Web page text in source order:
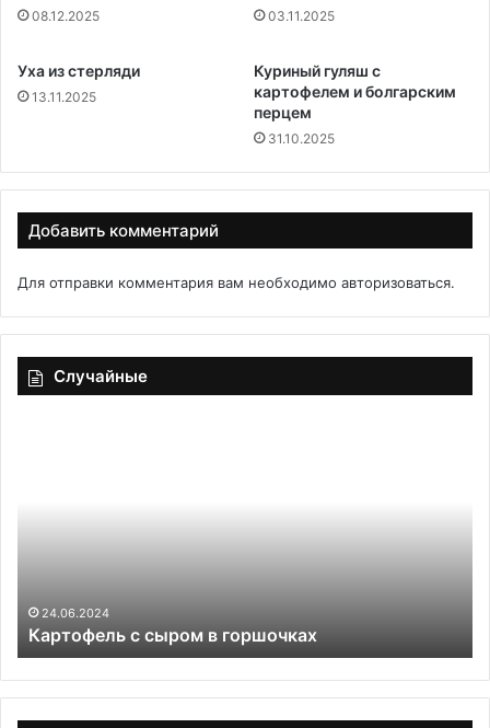
08.12.2025 03.11.2025
Уха из стерляди
13.11.2025
Куриный гуляш с
картофелем и болгарским
перцем
31.10.2025
Добавить комментарий
Для отправки комментария вам необходимо авторизоваться.
Случайные
24.06.2024
Картофель с сыром в горшочках